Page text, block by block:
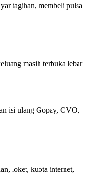
tagihan, membeli pulsa
masih terbuka lebar
isi ulang Gopay, OVO,
loket, kuota internet,